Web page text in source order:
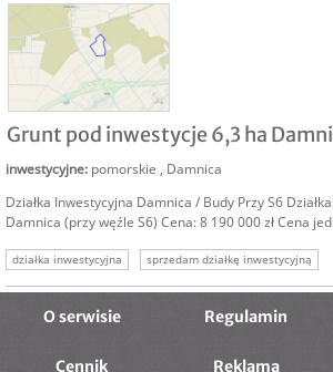
Grunt pod inwestycje 6,3 ha
inwestycyjne: pomorskie , Damnica
Działka Inwestycyjna Damnica / Budy Przy S6
Damnica (przy węźle S6) Cena: 8 190 000 zł Cena
działka inwestycyjna
sprzedam działkę inwestycyjną
sprzedam grunt inwestycyjny
grunty inwestycyjne
nieruchomość inwestycyjna
O serwisie Regulamin
Cennik Reklama